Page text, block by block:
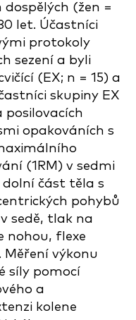
dospělých (žen =
let. Účastníci
protokoly
sezení a byli
(EX; n = 15) a
skupiny EX
opakováních s
(1RM) v sedmi
dolní část těla s
pohybů
sedě, tlak na
nohou, flexe
Měření výkonu
síly pomocí
a
kolene